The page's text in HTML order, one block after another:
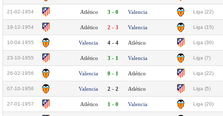
21-02-1954 Atlético 3 - 0 Valencia Liga (22)
19-12-1954 Atlético 2 - 3 Valencia Liga (15)
10-04-1955 Valencia 4 - 4 Atlético Liga (30)
23-10-1955 Atlético 3 - 1 Valencia Liga (7)
26-02-1956 Valencia 0 - 1 Atlético Liga (22)
07-10-1956 Valencia 2 - 2 Atlético Liga (5)
27-01-1957 Atlético 1 - 0 Valencia Liga (20)